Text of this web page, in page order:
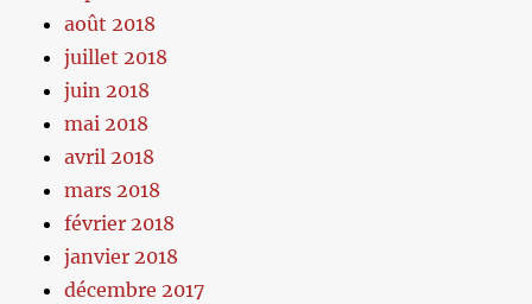
août 2018
juillet 2018
juin 2018
mai 2018
avril 2018
mars 2018
février 2018
janvier 2018
décembre 2017